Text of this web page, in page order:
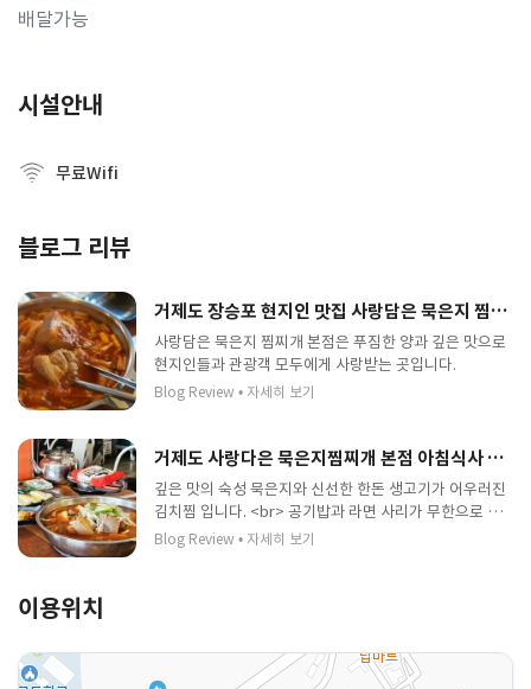
배달가능
시설안내
무료Wifi
블로그 리뷰
거제도 장승포 현지인 맛집 사랑담은 묵은지 찜찌개
사랑담은 묵은지 찜찌개 본점은 푸짐한 양과 깊은 맛으로
현지인들과 관광객 모두에게 사랑받는 곳입니다.
Blog Review • 자세히 보기
거제도 사랑다은 묵은지찜찌개 본점 아침식사 혼밥 장승포 수변공원 김치찌개 맛집
깊은 맛의 숙성 묵은지와 신선한 한돈 생고기가 어우러진
김치찜 입니다. <br> 공기밥과 라면 사리가 무한으로 제
공되어 든든하게 식사하기 좋으며, 정성 담긴 집밥 느낌을
Blog Review • 자세히 보기
이용위치